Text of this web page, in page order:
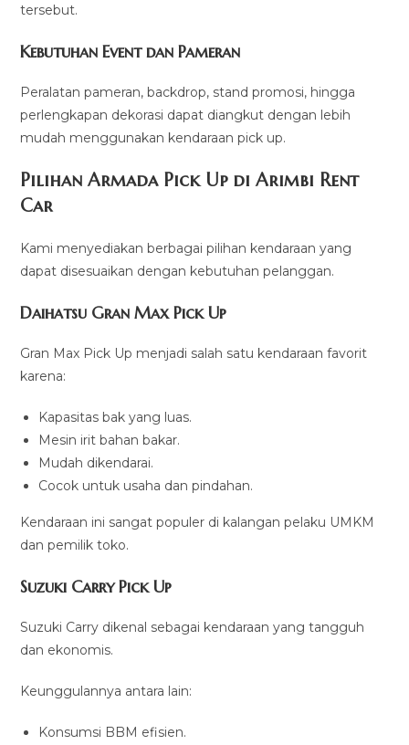
tersebut.
Kebutuhan Event dan Pameran
Peralatan pameran, backdrop, stand promosi, hingga
perlengkapan dekorasi dapat diangkut dengan lebih
mudah menggunakan kendaraan pick up.
Pilihan Armada Pick Up di Arimbi Rent
Car
Kami menyediakan berbagai pilihan kendaraan yang
dapat disesuaikan dengan kebutuhan pelanggan.
Daihatsu Gran Max Pick Up
Gran Max Pick Up menjadi salah satu kendaraan favorit
karena:
Kapasitas bak yang luas.
Mesin irit bahan bakar.
Mudah dikendarai.
Cocok untuk usaha dan pindahan.
Kendaraan ini sangat populer di kalangan pelaku UMKM
dan pemilik toko.
Suzuki Carry Pick Up
Suzuki Carry dikenal sebagai kendaraan yang tangguh
dan ekonomis.
Keunggulannya antara lain:
Konsumsi BBM efisien.